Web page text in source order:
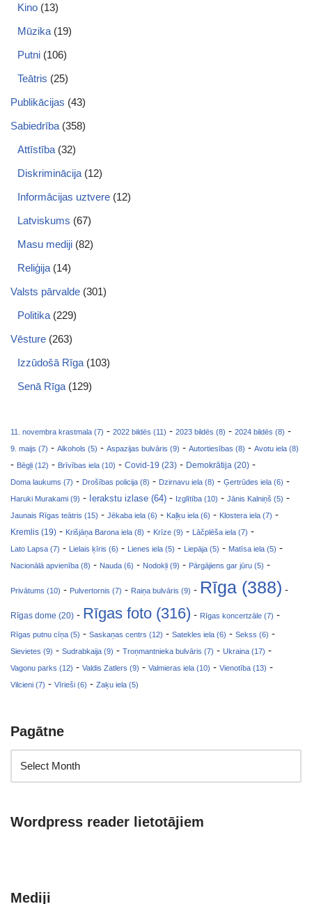
Kino (13)
Mūzika (19)
Putni (106)
Teātris (25)
Publikācijas (43)
Sabiedrība (358)
Attīstība (32)
Diskriminācija (12)
Informācijas uztvere (12)
Latviskums (67)
Masu mediji (82)
Reliģija (14)
Valsts pārvalde (301)
Politika (229)
Vēsture (263)
Izzūdošā Rīga (103)
Senā Rīga (129)
11. novembra krastmala (7) - 2022 bildēs (11) - 2023 bildēs (8) - 2024 bildēs (8) -
9. maijs (7) - Alkohols (5) - Aspazijas bulvāris (9) - Autortiesības (8) - Avotu iela (8)
- Bēgļi (12) - Brīvības iela (10) - Covid-19 (23) - Demokrātija (20) -
Doma laukums (7) - Drošības policija (8) - Dzirnavu iela (8) - Ģertrūdes iela (6) -
Haruki Murakami (9) - Ierakstu izlase (64) - Izglītība (10) - Jānis Kalniņš (5) -
Jaunais Rīgas teātris (15) - Jēkaba iela (6) - Kaļķu iela (6) - Klostera iela (7) -
Kremlis (19) - Krišjāņa Barona iela (8) - Krīze (9) - Lāčplēša iela (7) -
Lato Lapsa (7) - Lielais ķīris (6) - Lienes iela (5) - Liepāja (5) - Matīsa iela (5) -
Nacionālā apvienība (8) - Nauda (6) - Nodokļi (9) - Pārgājiens gar jūru (5) -
Privātums (10) - Pulvertornis (7) - Raiņa bulvāris (9) - Rīga (388) -
Rīgas dome (20) - Rīgas foto (316) - Rīgas koncertzāle (7) -
Rīgas putnu cīņa (5) - Saskaņas centrs (12) - Satekles iela (6) - Sekss (6) -
Sievietes (9) - Sudrabkaija (9) - Troņmantnieka bulvāris (7) - Ukraina (17) -
Vagonu parks (12) - Valdis Zatlers (9) - Valmieras iela (10) - Vienotība (13) -
Vilcieni (7) - Vīrieši (6) - Zaķu iela (5)
Pagātne
Wordpress reader lietotājiem
Mediji